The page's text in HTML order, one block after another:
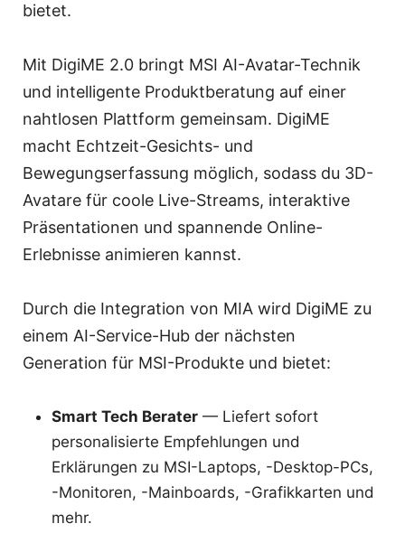
bietet.
Mit DigiME 2.0 bringt MSI AI-Avatar-Technik
und intelligente Produktberatung auf einer
nahtlosen Plattform gemeinsam. DigiME
macht Echtzeit-Gesichts- und
Bewegungserfassung möglich, sodass du 3D-
Avatare für coole Live-Streams, interaktive
Präsentationen und spannende Online-
Erlebnisse animieren kannst.
Durch die Integration von MIA wird DigiME zu
einem AI-Service-Hub der nächsten
Generation für MSI-Produkte und bietet:
Smart Tech Berater — Liefert sofort
personalisierte Empfehlungen und
Erklärungen zu MSI-Laptops, -Desktop-PCs,
-Monitoren, -Mainboards, -Grafikkarten und
mehr.